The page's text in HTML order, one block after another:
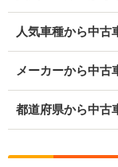
人気車種から中古
メーカーから中古
都道府県から中古